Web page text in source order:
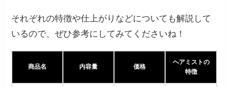
それぞれの特徴や仕上がりなどについても解説して
いるので、ぜひ参考にしてみてくださいね！
商品名 内容量 価格
ヘアミストの
特徴